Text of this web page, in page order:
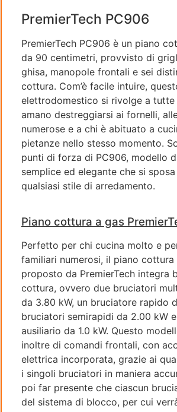
PremierTech PC906
PremierTech PC906 è un piano
da 90 centimetri, provvisto di
ghisa, manopole frontali e sei
cottura. Com’è facile intuire,
elettrodomestico si rivolge a tutte
amano destreggiarsi ai fornelli,
numerose e a chi è abituato a
pietanze nello stesso momento.
punti di forza di PC906, modello
semplice ed elegante che si
qualsiasi stile di arredamento.
Piano cottura a gas
Perfetto per chi cucina molto e
familiari numerosi, il piano cottura
proposto da PremierTech integra
cottura, ovvero due bruciatori
da 3.80 kW, un bruciatore rapido
bruciatori semirapidi da 2.00 kW
ausiliario da 1.0 kW. Questo
inoltre di comandi frontali, con
elettrica incorporata, grazie ai
i singoli bruciatori in maniera
poi far presente che ciascun
del sistema di blocco, per cui